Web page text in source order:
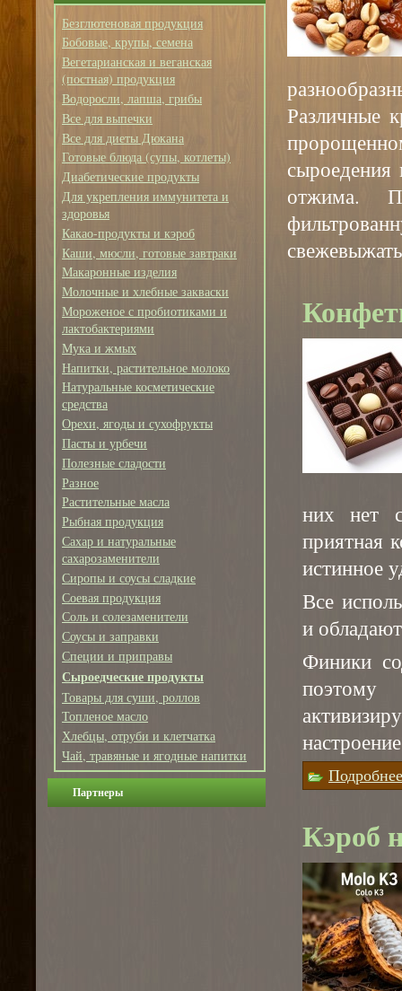
Безглютеновая продукция
Бобовые, крупы, семена
Вегетарианская и веганская
(постная) продукция
Водоросли, лапша, грибы
Все для выпечки
Все для диеты Дюкана
Готовые блюда (супы, котлеты)
Диабетические продукты
Для укрепления иммунитета и
здоровья
Какао-продукты и кэроб
Каши, мюсли, готовые завтраки
Макаронные изделия
Молочные и хлебные закваски
Мороженое с пробиотиками и
лактобактериями
Мука и жмых
Напитки, растительное молоко
Натуральные косметические
средства
Орехи, ягоды и сухофрукты
Пасты и урбечи
Полезные сладости
Разное
Растительные масла
Рыбная продукция
Сахар и натуральные
сахарозаменители
Сиропы и соусы сладкие
Соевая продукция
Соль и солезаменители
Соусы и заправки
Специи и приправы
Сыроедческие продукты
Товары для суши, роллов
Топленое масло
Хлебцы, отруби и клетчатка
Чай, травяные и ягодные напитки
Партнеры
Различные
отжима.
них нет
приятная
истинное
Все
и
Финики
Подробнее
Кэроб